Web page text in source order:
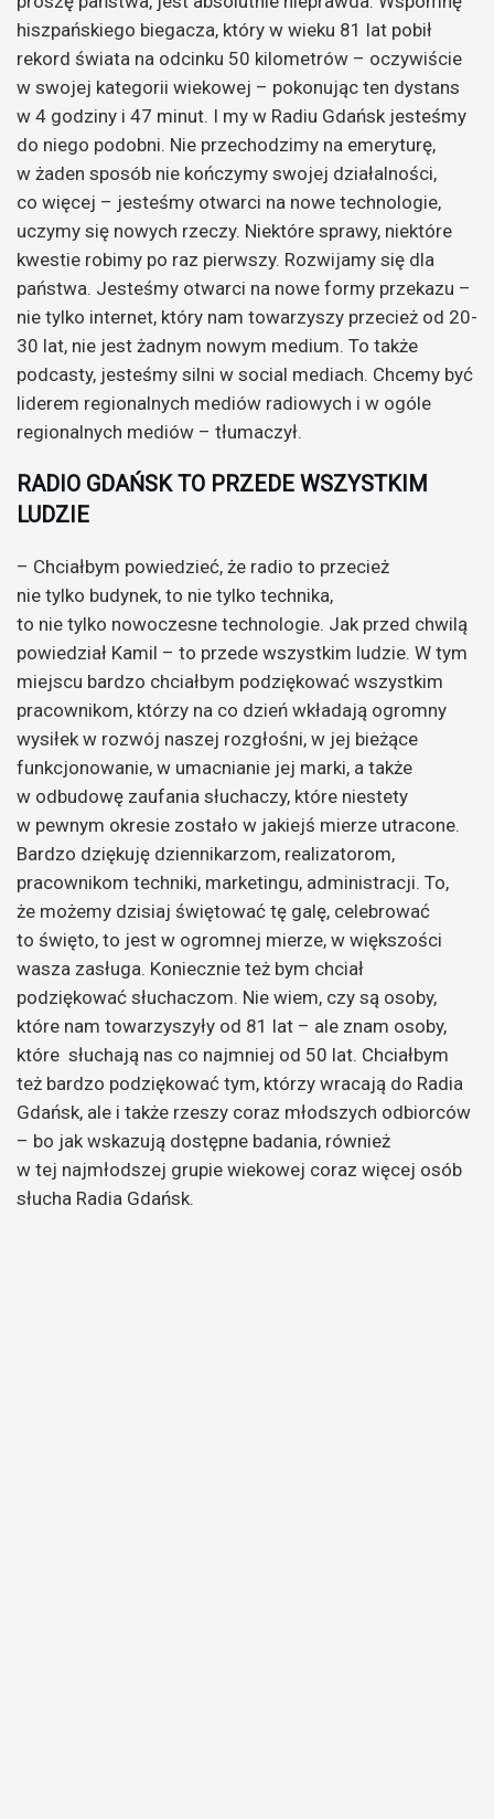
hiszpańskiego biegacza, który w wieku 81 lat pobił
rekord świata na odcinku 50 kilometrów – oczywiście
w swojej kategorii wiekowej – pokonując ten dystans
w 4 godziny i 47 minut. I my w Radiu Gdańsk jesteśmy
do niego podobni. Nie przechodzimy na emeryturę,
w żaden sposób nie kończymy swojej działalności,
co więcej – jesteśmy otwarci na nowe technologie,
uczymy się nowych rzeczy. Niektóre sprawy, niektóre
kwestie robimy po raz pierwszy. Rozwijamy się dla
państwa. Jesteśmy otwarci na nowe formy przekazu –
nie tylko internet, który nam towarzyszy przecież od 20-
30 lat, nie jest żadnym nowym medium. To także
podcasty, jesteśmy silni w social mediach. Chcemy być
liderem regionalnych mediów radiowych i w ogóle
regionalnych mediów – tłumaczył.
RADIO GDAŃSK TO PRZEDE WSZYSTKIM
LUDZIE
– Chciałbym powiedzieć, że radio to przecież
nie tylko budynek, to nie tylko technika,
to nie tylko nowoczesne technologie. Jak przed chwilą
powiedział Kamil – to przede wszystkim ludzie. W tym
miejscu bardzo chciałbym podziękować wszystkim
pracownikom, którzy na co dzień wkładają ogromny
wysiłek w rozwój naszej rozgłośni, w jej bieżące
funkcjonowanie, w umacnianie jej marki, a także
w odbudowę zaufania słuchaczy, które niestety
w pewnym okresie zostało w jakiejś mierze utracone.
Bardzo dziękuję dziennikarzom, realizatorom,
pracownikom techniki, marketingu, administracji. To,
że możemy dzisiaj świętować tę galę, celebrować
to święto, to jest w ogromnej mierze, w większości
wasza zasługa. Koniecznie też bym chciał
podziękować słuchaczom. Nie wiem, czy są osoby,
które nam towarzyszyły od 81 lat – ale znam osoby,
które słuchają nas co najmniej od 50 lat. Chciałbym
też bardzo podziękować tym, którzy wracają do Radia
Gdańsk, ale i także rzeszy coraz młodszych odbiorców
– bo jak wskazują dostępne badania, również
w tej najmłodszej grupie wiekowej coraz więcej osób
słucha Radia Gdańsk.